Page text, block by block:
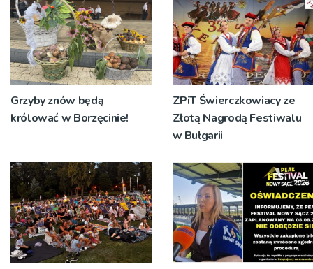
Grzyby znów będą
królować w Borzęcinie!
ZPiT Świerczkowiacy ze
Złotą Nagrodą Festiwalu
w Bułgarii